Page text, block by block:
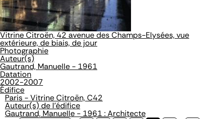
Vitrine Citroën, 42 avenue des Champs-Elysées, vue
extérieure, de biais, de jour
Photographie
Auteur(s)
Gautrand, Manuelle - 1961
Datation
2002-2007
Édifice
Paris - Vitrine Citroën, C42
Auteur(s) de l'édifice
Gautrand, Manuelle - 1961 : Architecte